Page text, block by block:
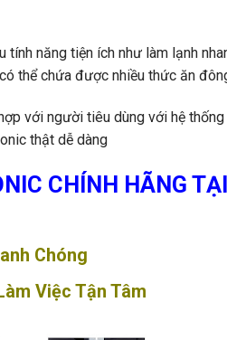
năng tiện ích như làm lạnh
thể chứa được nhiều thức ăn
với người tiêu dùng với hệ thống
thật dễ dàng
CHÍNH HÃNG TẠI
Chóng
Việc Tận Tâm